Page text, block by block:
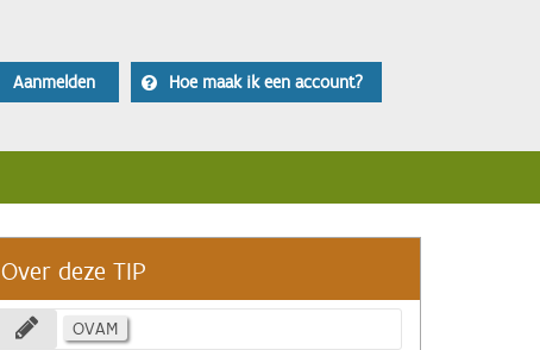
Aanmelden Hoe maak ik een account?
Over deze TIP
OVAM